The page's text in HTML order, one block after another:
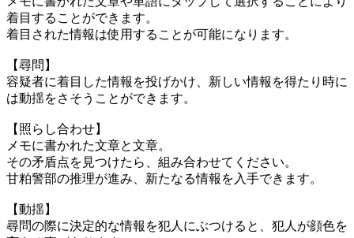
着目することができます。
着目された情報は使用することが可能になります。
【尋問】
容疑者に着目した情報を投げかけ、新しい情報を得たり時に
は動揺をさそうことができます。
【照らし合わせ】
メモに書かれた文章と文章。
その矛盾点を見つけたら、組み合わせてください。
甘粕警部の推理が進み、新たなる情報を入手できます。
【動揺】
尋問の際に決定的な情報を犯人にぶつけると、犯人が顔色を